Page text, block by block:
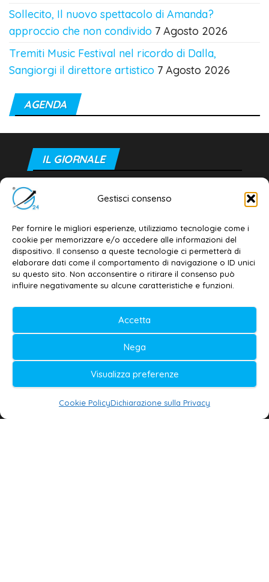
Gestisci consenso
Per fornire le migliori esperienze, utilizziamo tecnologie come i
cookie per memorizzare e/o accedere alle informazioni del
dispositivo. Il consenso a queste tecnologie ci permetterà di
elaborare dati come il comportamento di navigazione o ID unici
su questo sito. Non acconsentire o ritirare il consenso può
influire negativamente su alcune caratteristiche e funzioni.
Accetta
Nega
Visualizza preferenze
Cookie PolicyDichiarazione sulla Privacy
Sollecito, Il nuovo spettacolo di Amanda?
approccio che non condivido 7 Agosto 2026
Tremiti Music Festival nel ricordo di Dalla,
Sangiorgi il direttore artistico 7 Agosto 2026
AGENDA
IL GIORNALE
Galatina24
Testata giornalistica iscritta al n. 11/2020 del
Registro della Stampa del Tribunale di Lecce
Il marchio è registrato e tutelato dal Ministero
delle Imprese e Made in Italy
PROMO G24
Player